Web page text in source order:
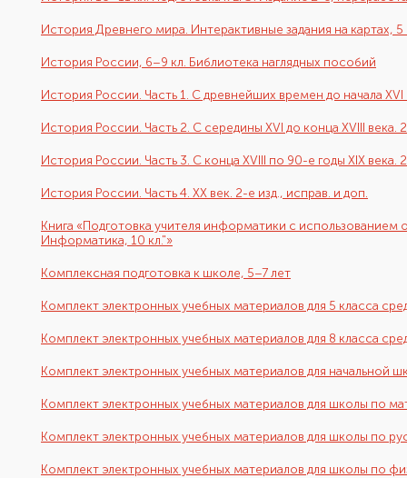
История Древнего мира. Интерактивные задания на картах,
История России, 6–9 кл. Библиотека наглядных пособий
История России. Часть 1. С древнейших времен до начала XVI
История России. Часть 2. С середины XVI до конца XVIII века.
История России. Часть 3. С конца XVIII по 90-е годы XIX века.
История России. Часть 4. XX век. 2-е изд., исправ. и доп.
Книга «Подготовка учителя информатики с
Информатика, 10 кл."»
Комплексная подготовка к школе, 5–7 лет
Комплект электронных учебных материалов для 5 класса
Комплект электронных учебных материалов для 8 класса
Комплект электронных учебных материалов для начальной
Комплект электронных учебных материалов для школы по
Комплект электронных учебных материалов для школы по
Комплект электронных учебных материалов для школы по